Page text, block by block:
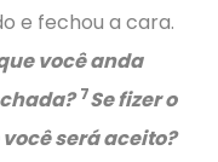
e fechou a cara.
você anda
7Se fizer o
será aceito?